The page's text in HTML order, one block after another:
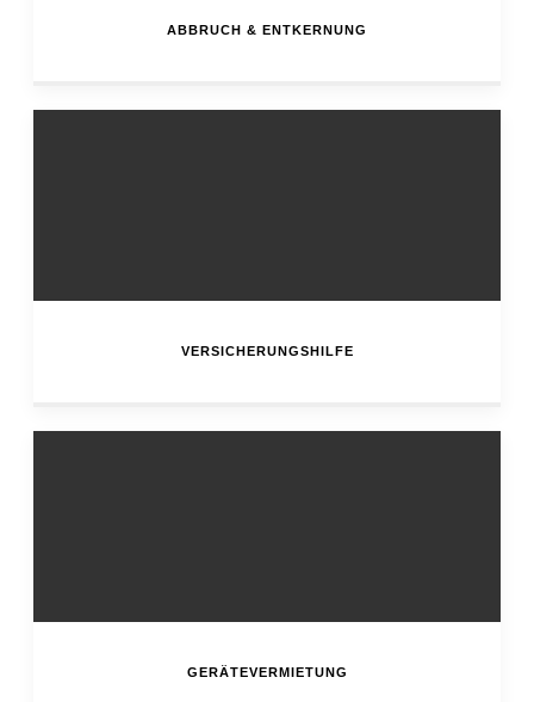
ABBRUCH & ENTKERNUNG
VERSICHERUNGSHILFE
GERÄTEVERMIETUNG